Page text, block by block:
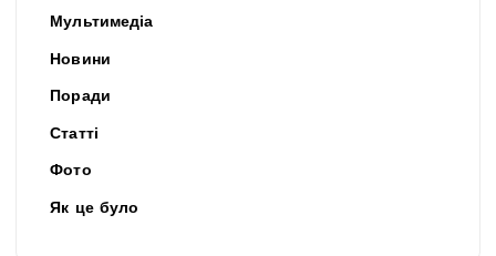
Мультимедіа
Новини
Поради
Статті
Фото
Як це було